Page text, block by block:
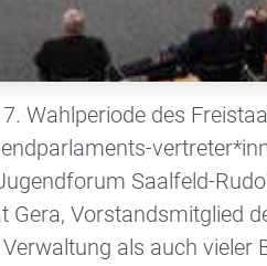
Wahlperiode des
Saalfeld-
Vorstandsmitglied
als auch vieler